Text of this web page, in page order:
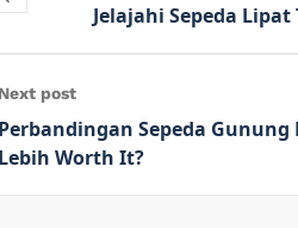
Jelajahi Sepeda
Next post
Perbandingan Sepeda
Lebih Worth It?